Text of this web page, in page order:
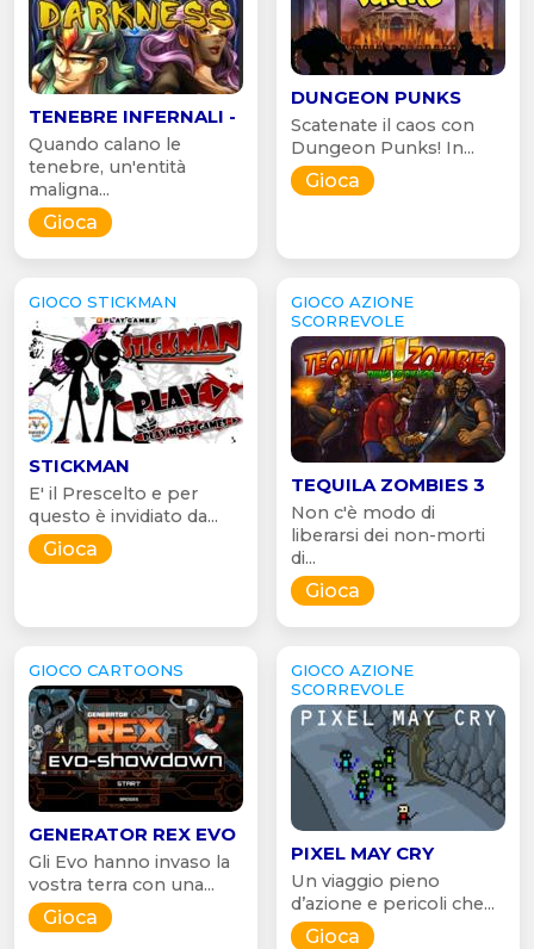
TENEBRE INFERNALI -
Quando calano le
tenebre, un'entità
maligna...
Gioca
DUNGEON PUNKS
Scatenate il caos con
Dungeon Punks! In...
Gioca
GIOCO STICKMAN
STICKMAN
E' il Prescelto e per
questo è invidiato da...
Gioca
GIOCO AZIONE
SCORREVOLE
TEQUILA ZOMBIES 3
Non c'è modo di
liberarsi dei non-morti
di...
Gioca
GIOCO CARTOONS
GENERATOR REX EVO
Gli Evo hanno invaso la
vostra terra con una...
Gioca
GIOCO AZIONE
SCORREVOLE
PIXEL MAY CRY
Un viaggio pieno
d’azione e pericoli che...
Gioca